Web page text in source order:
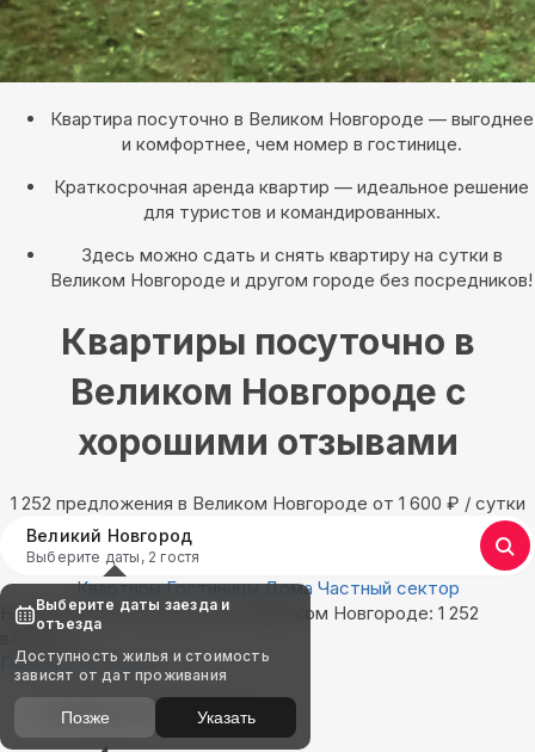
Квартира посуточно в Великом Новгороде — выгоднее
и комфортнее, чем номер в гостинице.
Краткосрочная аренда квартир — идеальное решение
для туристов и командированных.
Здесь можно сдать и снять квартиру на сутки в
Великом Новгороде и другом городе без посредников!
Квартиры посуточно в
Великом Новгороде с
хорошими отзывами
1 252 предложения в Великом Новгороде oт 1 600 ₽ / сутки
Великий Новгород
Выберите даты, 2 гостя
Квартиры Гостиницы Дома Частный сектор
Найдём, где остановиться в Великом Новгороде: 1 252
Показать на карте
Выбирайте лучшее
Выберите даты заезда и
отъезда
Доступность жилья и стоимость
зависят от дат проживания
Позже Указать